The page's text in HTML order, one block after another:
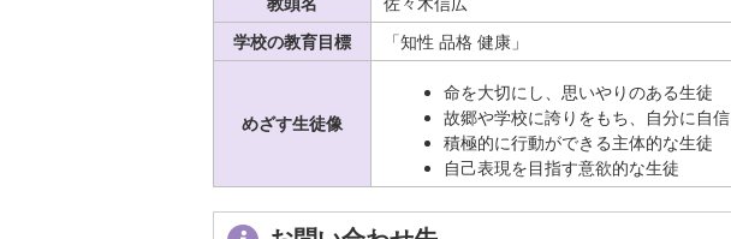
学校の教育目標
「知性 品格 健康」
めざす生徒像
命を大切にし、思いやりのある生徒
故郷や学校に誇りをもち、自分に自
積極的に行動ができる主体的な生徒
自己表現を目指す意欲的な生徒